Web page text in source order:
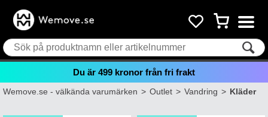
Du är 499 kronor från fri frakt
Wemove.se - välkända varumärken>Outlet>Vandring>Kläder